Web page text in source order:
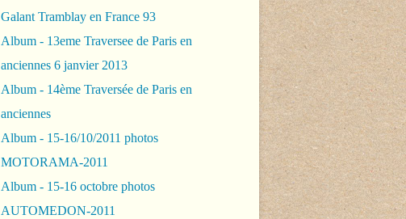
Galant Tramblay en France 93
Album - 13eme Traversee de Paris en
anciennes 6 janvier 2013
Album - 14ème Traversée de Paris en
anciennes
Album - 15-16/10/2011 photos
MOTORAMA-2011
Album - 15-16 octobre photos
AUTOMEDON-2011